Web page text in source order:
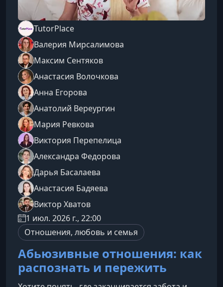
TutorPlace
Валерия Мирсалимова
Максим Сентяков
Анастасия Волочкова
Анна Егорова
Анатолий Вереургин
Мария Ревкова
Виктория Перепелица
Александра Федорова
Дарья Басалаева
Анастасия Бадяева
Виктор Хватов
1 июл. 2026 г., 22:00
Отношения, любовь и семья
Абьюзивные отношения: как
распознать и пережить